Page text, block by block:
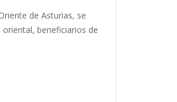
de Asturias, se
beneficiarios de